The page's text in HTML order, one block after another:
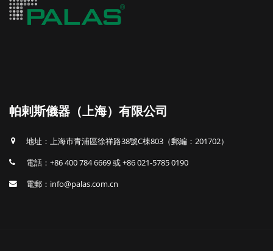
帕剌斯儀器（上海）有限公司
地址：上海市青浦區徐祥路38號C棟803（郵編：201702）
電話：+86 400 784 6669 或 +86 021-5785 0190
電郵：info@palas.com.cn